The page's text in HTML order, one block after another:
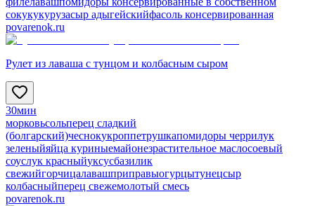
сокукукурузасыр адыгейскийфасоль консервированная
povarenok.ru
Рулет из лаваша с тунцом и колбасным сыром
30мин
морковьсольперец сладкий
(болгарский)чеснокукроппетрушкапомидоры черрилук
зеленыйяйца куриныемайонезрастительное маслосоевый
соуслук красныйуксусбазилик
свежийгорчицалавашприправыогурцытунецсыр
колбасныйперец свежемолотый смесь
povarenok.ru